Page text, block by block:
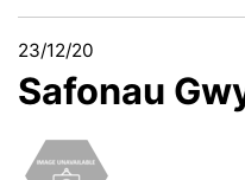
23/12/20
Safonau